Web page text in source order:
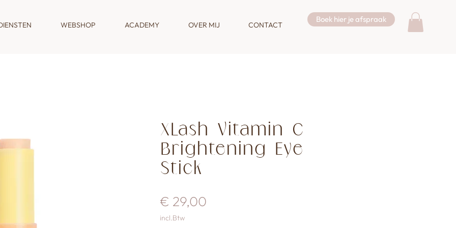
WEBSHOP ACADEMY OVER MIJ CONTACT
Boek hier je afspraak
XLash Vitamin C
Brightening Eye
Stick
€ 29,00
incl.Btw